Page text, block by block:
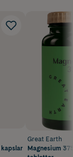
Great Earth
Magnesium